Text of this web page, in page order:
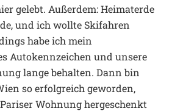
gelebt. Außerdem: Heimaterde
und ich wollte Skifahren
habe ich mein
Autokennzeichen und unsere
lange behalten. Dann bin
so erfolgreich geworden,
Wohnung hergeschenkt